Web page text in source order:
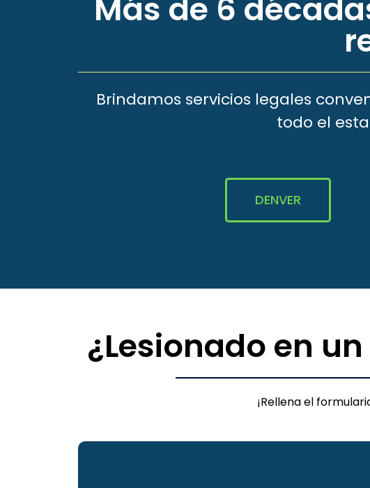
Más de 6
Brindamos servicios legales
todo el
DENVER
¿Lesionado en
¡Rellena el